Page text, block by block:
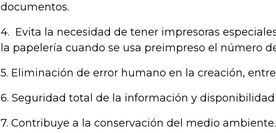
documentos.
4. Evita la necesidad de tener impresoras
la papelería cuando se usa preimpreso el número
5. Eliminación de error humano en la creación,
6. Seguridad total de la información y
7. Contribuye a la conservación del medio ambiente.